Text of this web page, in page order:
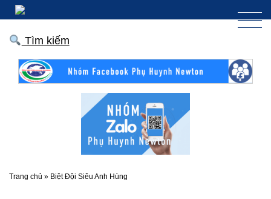
Tìm kiếm
Trang chủ » Biệt Đội Siêu Anh Hùng